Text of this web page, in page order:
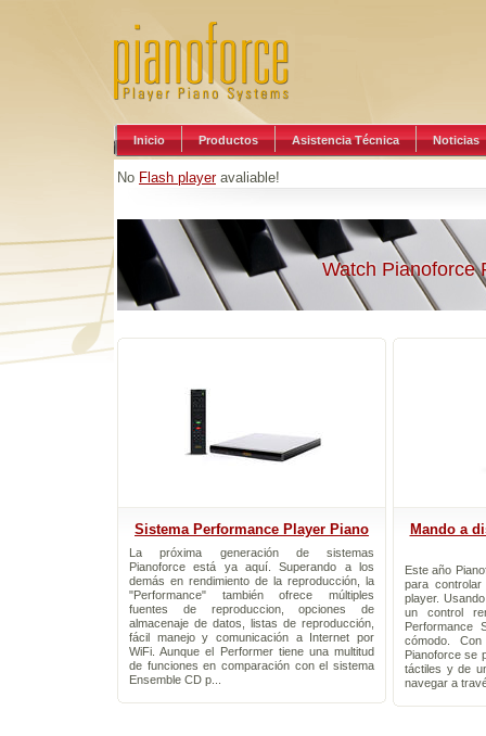
Inicio Productos Asistencia Técnica Noticias
No Flash playeravaliable!
Watch Pianoforce
Sistema Performance Player Piano
La próxima generación de sistemas
Pianoforce está ya aquí. Superando a los
demás en rendimiento de la reproducción, la
"Performance" también ofrece múltiples
fuentes de reproduccion, opciones de
almacenaje de datos, listas de reproducción,
fácil manejo y comunicación a Internet por
WiFi. Aunque el Performer tiene una multitud
de funciones en comparación con el sistema
Ensemble CD p...
Mando a
Este año
para
player.
un control
cómodo.
Pianoforce se
táctiles y de
navegar a